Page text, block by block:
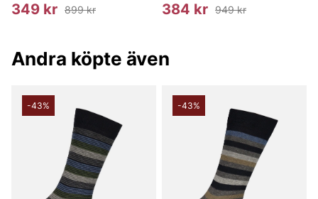
349 kr 899 kr 384 kr 949 kr
Andra köpte även
-43% -43%